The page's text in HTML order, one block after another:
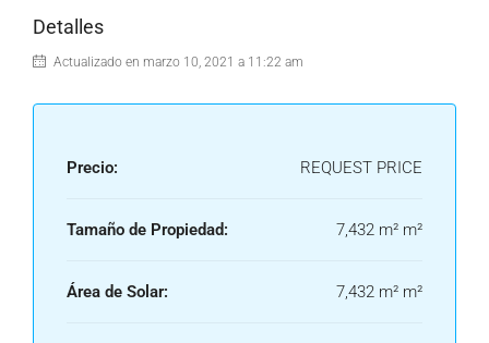
Detalles
Actualizado en marzo 10, 2021 a 11:22 am
Precio: REQUEST PRICE
Tamaño de Propiedad: 7,432 m² m²
Área de Solar: 7,432 m² m²